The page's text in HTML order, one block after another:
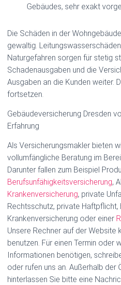
Gebäudes, sehr exakt
Die Schäden in der
gewaltig.
Naturgefahren sorgen für stetig
Schadenausgaben und die
Ausgaben an die Kunden weiter.
fortsetzen.
Gebäudeversicherung Dresden
Erfahrung
Als Versicherungsmakler bieten
vollumfängliche Beratung im
Darunter fallen zum Beispiel
Berufsunfähigkeitsversicherung,
Krankenversicherung, private
Rechtsschutz, private Haftpflicht,
Krankenversicherung oder einer
Unsere Rechner auf der Website
benutzen. Für einen Termin oder
Informationen benötigen,
oder rufen uns an. Außerhalb der
hinterlassen Sie bitte eine